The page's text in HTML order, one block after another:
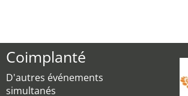
Coimplanté
D'autres événements
simultanés